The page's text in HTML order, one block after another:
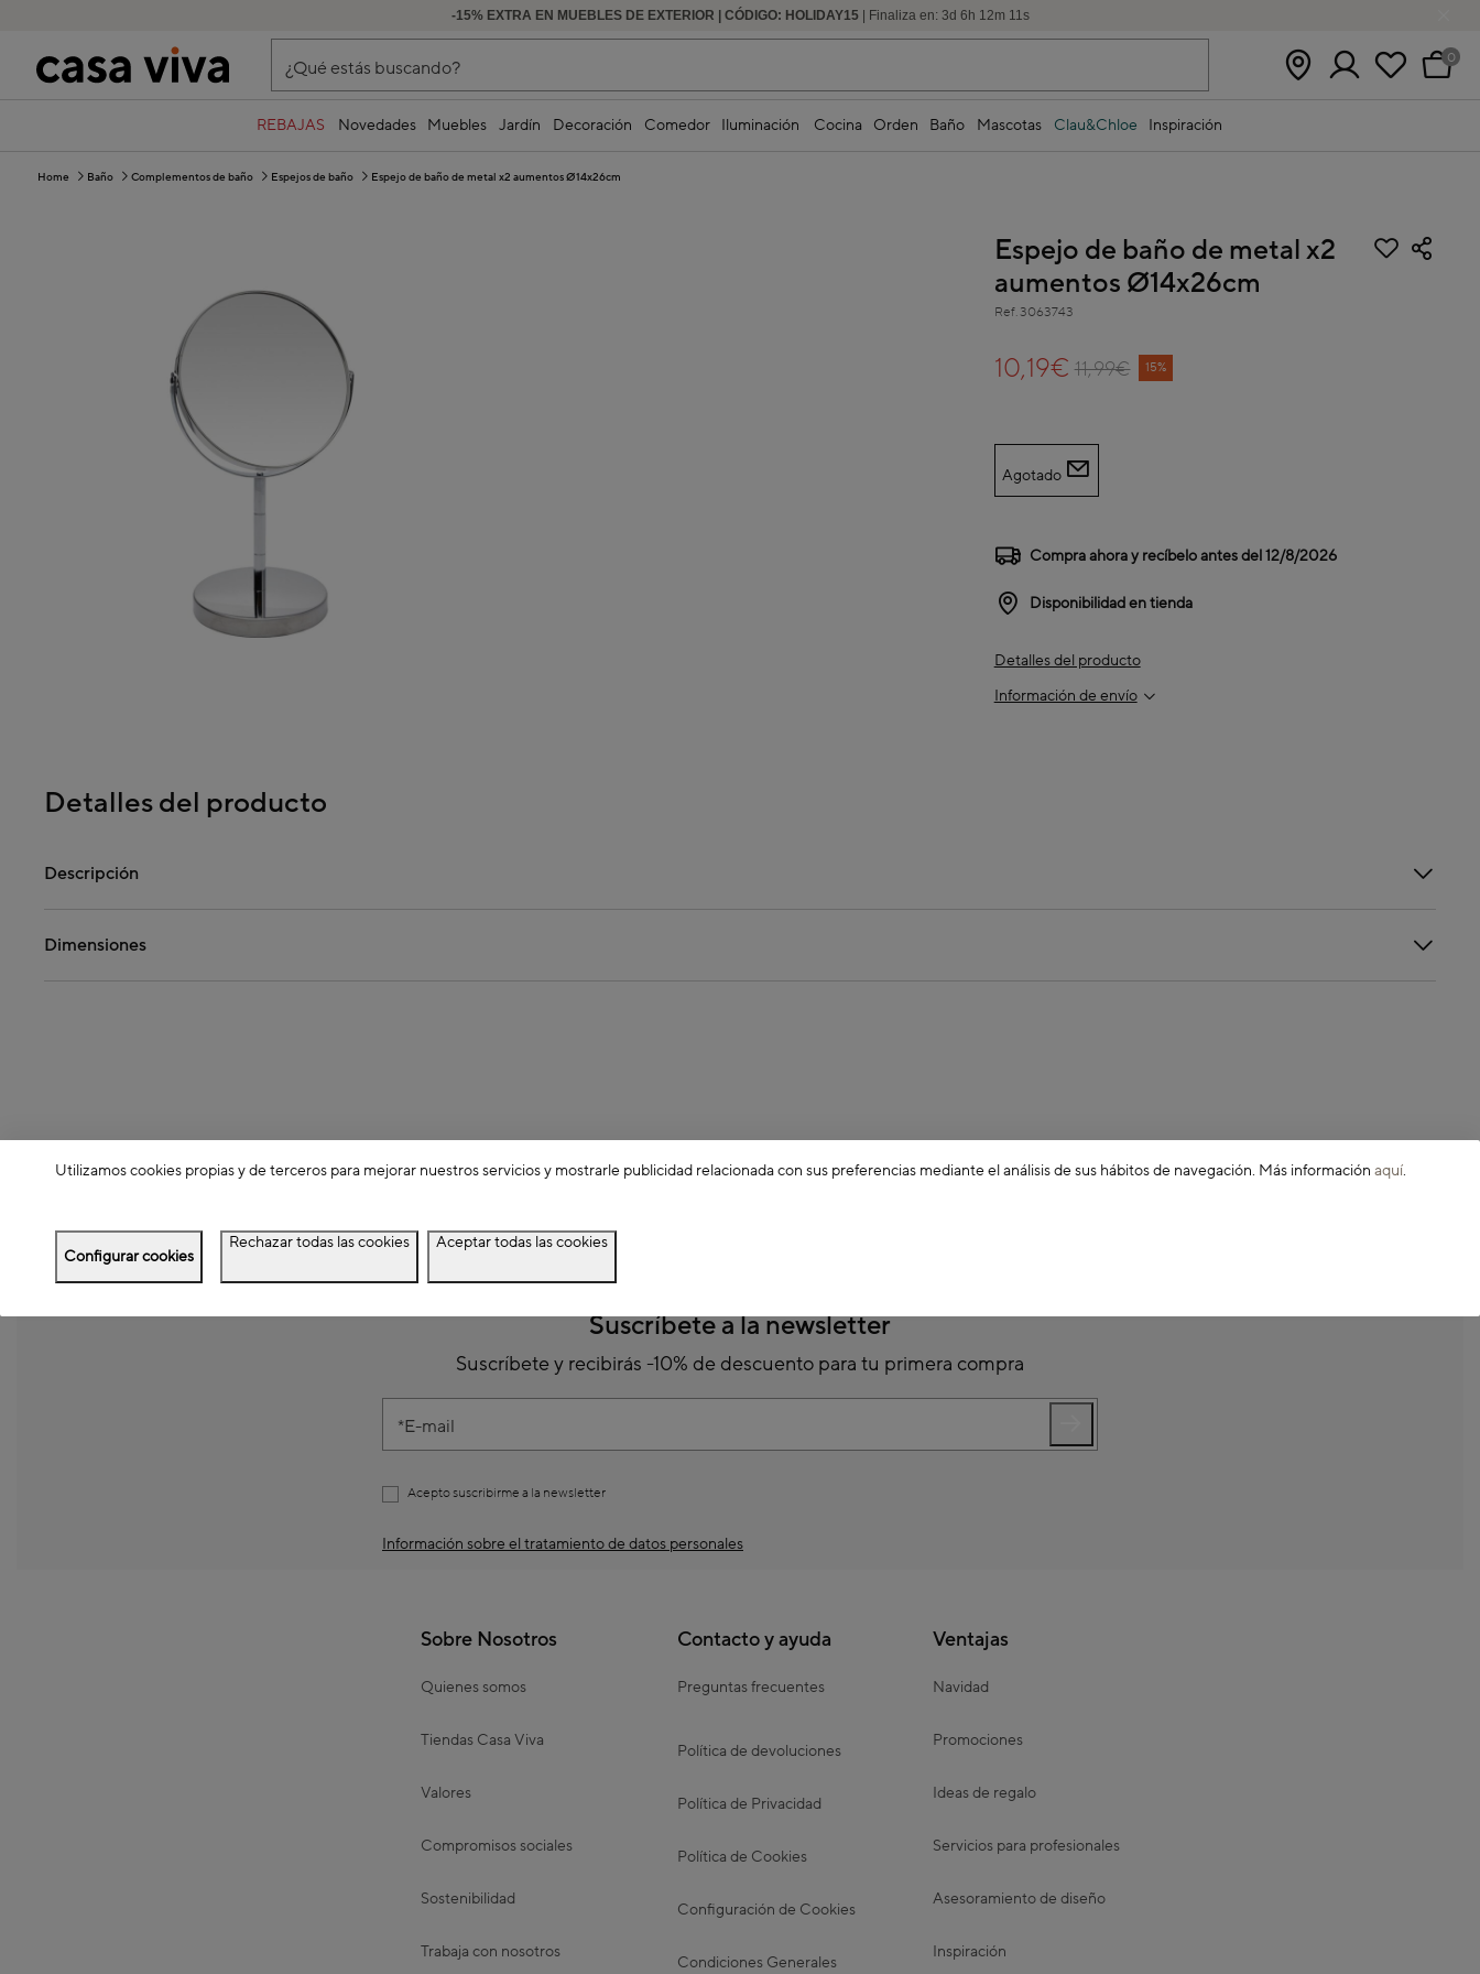
-15% EXTRA EN MUEBLES DE EXTERIOR | CÓDIGO: HOLIDAY15 | Finaliza en: 3d 6 h 12m 10s
HASTA -60% DE DESCUENTO | SEGUNDAS REBAJAS
¿Qué estás buscando? 0
REBAJAS Novedades Muebles Jardín Decoración Comedor Iluminación Cocina Orden Baño Mascotas Clau&Chloe Inspiración
Home Baño Complementos de baño Espejos de baño Espejo de baño de metal x2 aumentos Ø14x26cm
Espejo de baño de metal x2
aumentos Ø14x26cm
Ref. 3063743
Price reduced from
11,99€
to 15%
10,19€
Agotado
Compra ahora y recíbelo antes del12/8/2026
Disponibilidad en tienda
Detalles del producto
Información de envío
Detalles del producto
Descripción
Dimensiones
Suscríbete a la newsletter
Suscríbete y recibirás -10% de descuento para tu primera compra
E-mail
Acepto suscribirme a la newsletter
Información sobre el tratamiento de datos personales
Sobre Nosotros
Quienes somos
Tiendas Casa Viva
Valores
Compromisos sociales
Sostenibilidad
Trabaja con nosotros
Contacto y ayuda
Preguntas frecuentes
Política de devoluciones
Política de Privacidad
Política de Cookies
Configuración de Cookies
Condiciones Generales
Ventajas
Navidad
Promociones
Ideas de regalo
Servicios para profesionales
Asesoramiento de diseño
Inspiración
Utilizamos cookies propias y de terceros para mejorar nuestros servicios y mostrarle publicidad relacionada con sus preferencias mediante el análisis de sus hábitos de navegación. Más información aquí.
Configurar cookies
Rechazar todas las cookies Aceptar todas las cookies